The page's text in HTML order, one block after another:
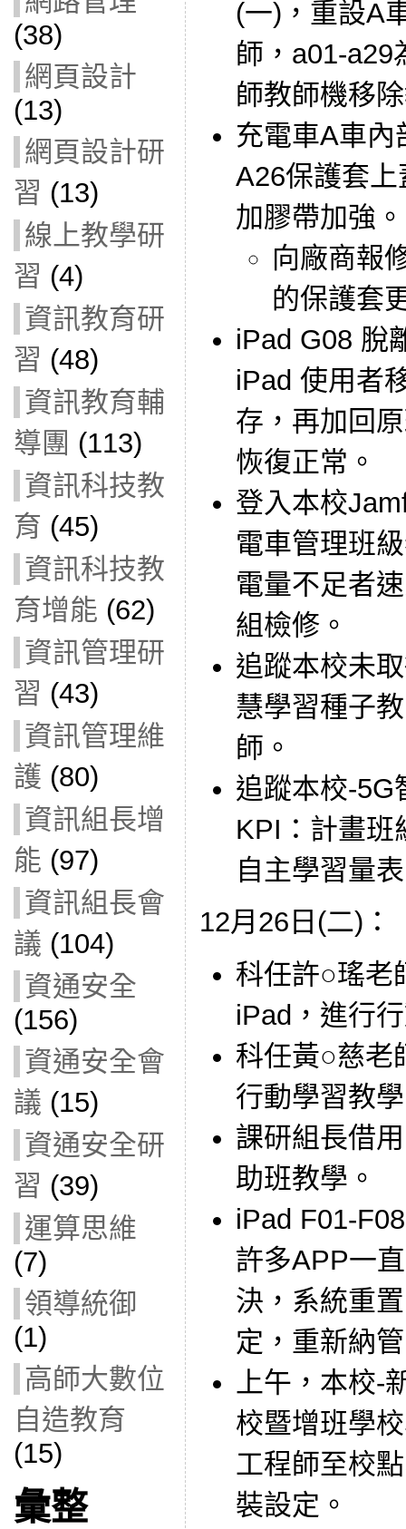
(38)
網頁設計
(13)
網頁設計研
習 (13)
線上教學研
習 (4)
資訊教育研
習 (48)
資訊教育輔
導團 (113)
資訊科技教
育 (45)
資訊科技教
育增能 (62)
資訊管理研
習 (43)
資訊管理維
護 (80)
資訊組長增
能 (97)
資訊組長會
議 (104)
資通安全
(156)
資通安全會
議 (15)
資通安全研
習 (39)
運算思維
(7)
領導統御
(1)
高師大數位
自造教育
(15)
彙整
(一)，重設A
師，a01-a29
師教師機移
充電車A車內
A26保護套
加膠帶加強。
向廠商報
的保護套
iPad G08 脫
iPad 使用者
存，再加回
恢復正常。
登入本校
電車管理班
電量不足者
組檢修。
追蹤本校未
慧學習種子
師。
追蹤本校-5G
KPI：計畫班
自主學習量
12月26日(二)：
科任許○瑤老
iPad，進行
科任黃○慈老
行動學習教
課研組長借
助班教學。
iPad F01-
許多APP一
決，系統重
定，重新納
上午，本校-
校暨增班學
工程師至校
裝設定。